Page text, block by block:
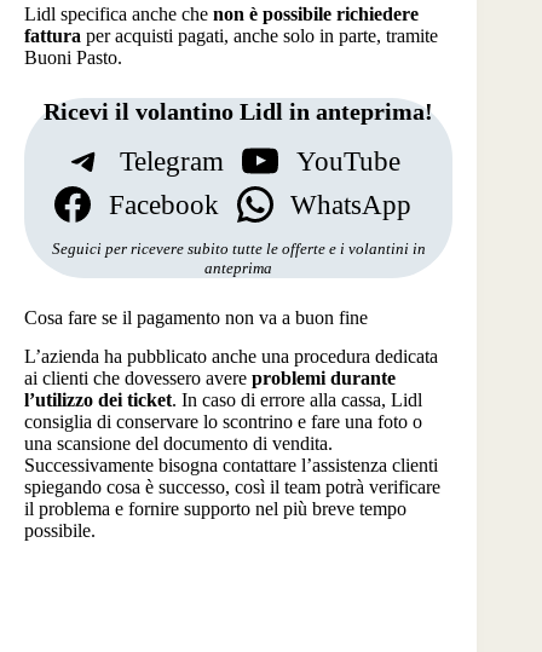
Lidl specifica anche che non è possibile richiedere
fattura per acquisti pagati, anche solo in parte, tramite
Buoni Pasto.
Ricevi il volantino Lidl in anteprima!
Telegram
YouTube
Facebook
WhatsApp
Seguici per ricevere subito tutte le offerte e i volantini in
anteprima
Cosa fare se il pagamento non va a buon fine
L’azienda ha pubblicato anche una procedura dedicata
ai clienti che dovessero avere problemi durante
l’utilizzo dei ticket. In caso di errore alla cassa, Lidl
consiglia di conservare lo scontrino e fare una foto o
una scansione del documento di vendita.
Successivamente bisogna contattare l’assistenza clienti
spiegando cosa è successo, così il team potrà verificare
il problema e fornire supporto nel più breve tempo
possibile.